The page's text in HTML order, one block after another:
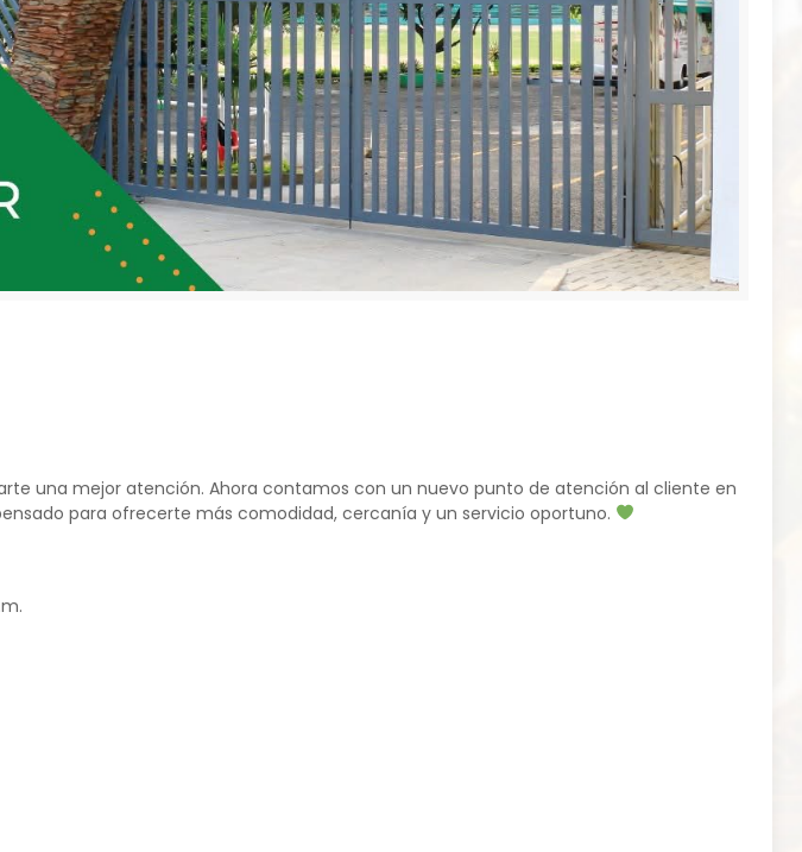
una mejor atención. Ahora contamos con un nuevo punto de atención al cliente en
para ofrecerte más comodidad, cercanía y un servicio oportuno.